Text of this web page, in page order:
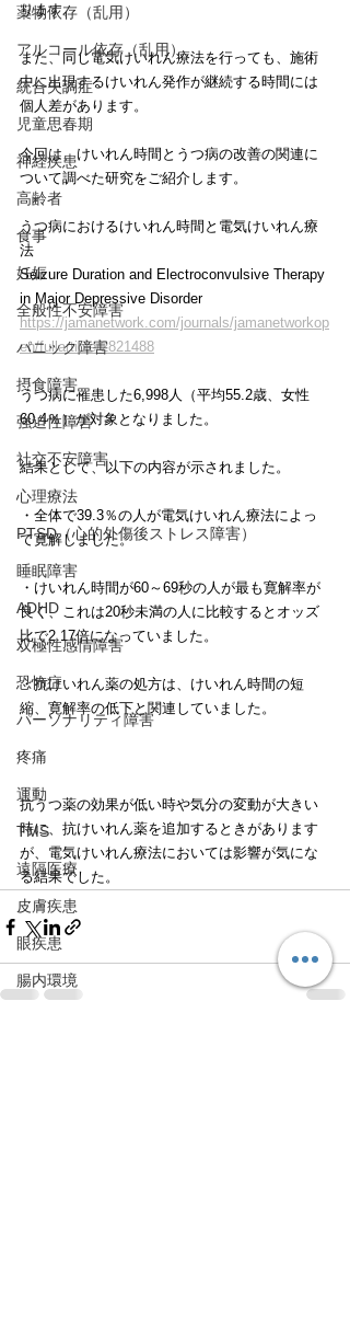
薬物依存（乱用）
アルコール依存（乱用）
統合失調症
児童思春期
神経疾患
高齢者
食事
妊娠
全般性不安障害
パニック障害
摂食障害
強迫性障害
社交不安障害
心理療法
PTSD（心的外傷後ストレス障害）
睡眠障害
ADHD
双極性感情障害
恐怖症
パーソナリティ障害
疼痛
運動
TMS
遠隔医療
皮膚疾患
眼疾患
腸内環境
ります。
また、同じ電気けいれん療法を行っても、施術
中に出現するけいれん発作が継続する時間には
個人差があります。
今回は、けいれん時間とうつ病の改善の関連に
ついて調べた研究をご紹介します。
うつ病におけるけいれん時間と電気けいれん療
法
Seizure Duration and Electroconvulsive Therapy
in Major Depressive Disorder
https://jamanetwork.com/journals/jamanetworkop
en/fullarticle/2821488
うつ病に罹患した6,998人（平均55.2歳、女性
60.4％）が対象となりました。
結果として、以下の内容が示されました。
・全体で39.3％の人が電気けいれん療法によっ
て寛解しました。
・けいれん時間が60～69秒の人が最も寛解率が
良く、これは20秒未満の人に比較するとオッズ
比で2.17倍になっていました。
・抗けいれん薬の処方は、けいれん時間の短
縮、寛解率の低下と関連していました。
抗うつ薬の効果が低い時や気分の変動が大きい
時に、抗けいれん薬を追加するときがあります
が、電気けいれん療法においては影響が気にな
る結果でした。